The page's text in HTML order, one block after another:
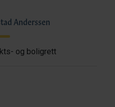
Anderssen
og boligrett